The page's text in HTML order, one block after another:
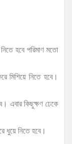
হবে পরিমাণ মতো
মিশিয়ে নিতে হবে।
এবার কিছুক্ষণ ঢেকে
ধুয়ে নিতে হবে।